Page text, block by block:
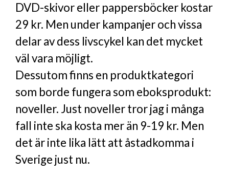
DVD-skivor eller pappersböcker kostar
29 kr. Men under kampanjer och vissa
delar av dess livscykel kan det mycket
väl vara möjligt.
Dessutom finns en produktkategori
som borde fungera som eboksprodukt:
noveller. Just noveller tror jag i många
fall inte ska kosta mer än 9-19 kr. Men
det är inte lika lätt att åstadkomma i
Sverige just nu.